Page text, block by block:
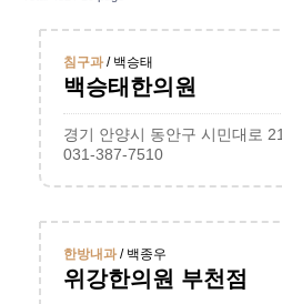
침구과/ 백승태
백승태한의원
경기 안양시 동안구 시민대로
031-387-7510
한방내과/ 백종우
위강한의원 부천점